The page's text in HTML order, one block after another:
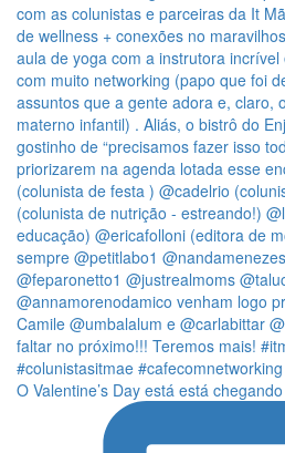
O Valentine’s Day está está